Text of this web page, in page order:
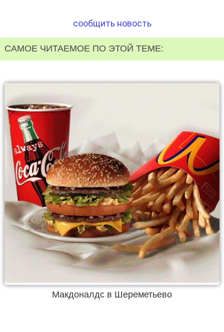
сообщить новость
САМОЕ ЧИТАЕМОЕ ПО ЭТОЙ ТЕМЕ:
Макдоналдс в Шереметьево